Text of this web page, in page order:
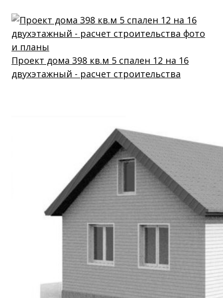
Проект дома 398 кв.м 5 спален 12 на 16
двухэтажный - расчет строительства